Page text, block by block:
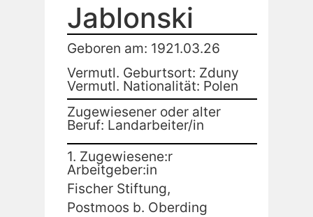
Jablonski
Geboren am: 1921.03.26
Vermutl. Geburtsort: Zduny
Vermutl. Nationalität: Polen
Zugewiesener oder alter
Beruf: Landarbeiter/in
1. Zugewiesene:r
Arbeitgeber:in
Fischer Stiftung,
Postmoos b. Oberding